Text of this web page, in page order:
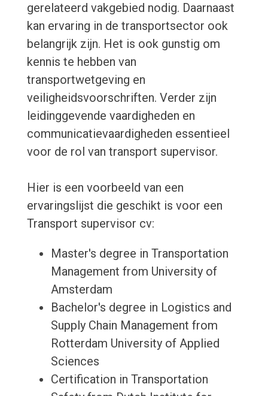
gerelateerd vakgebied nodig. Daarnaast
kan ervaring in de transportsector ook
belangrijk zijn. Het is ook gunstig om
kennis te hebben van
transportwetgeving en
veiligheidsvoorschriften. Verder zijn
leidinggevende vaardigheden en
communicatievaardigheden essentieel
voor de rol van transport supervisor.
Hier is een voorbeeld van een
ervaringslijst die geschikt is voor een
Transport supervisor cv:
Master's degree in Transportation
Management from University of
Amsterdam
Bachelor's degree in Logistics and
Supply Chain Management from
Rotterdam University of Applied
Sciences
Certification in Transportation